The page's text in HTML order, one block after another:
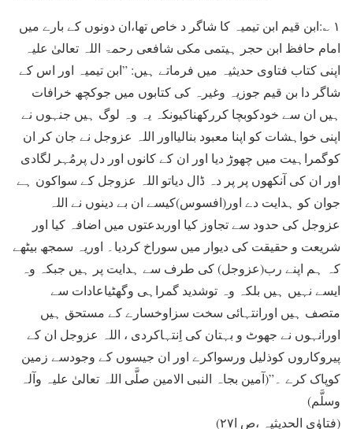
۱ ؎:ابن قیم ابن تیمیہ کا شاگر د خاص تھا،ان دونوں کے بارے میں
امام حافظ ابن حجر ہیتمی مکی شافعی رحمۃ اللہ تعالیٰ علیہ
اپنی کتاب فتاوی حدیثیہ میں فرماتے ہیں: ”ابن تیمیہ اور اس کے
شاگر دا بن قیم جوزیہ وغیرہ کی کتابوں میں جوکچھ خرافات
ہیں ان سے خودکوبچا کررکھناکیونکہ یہ وہ لوگ ہیں جنہوں نے
اپنی خواہشات کو اپنا معبود بنالیااور اللہ عزوجل نے جان کر ان
کوگمراہیت میں چھوڑ دیا اور ان کے کانوں اور دل پرمُہر لگادی
اور ان کی آنکھوں پر پر دہ ڈال دیاتو اللہ عزوجل کے سواکون ہے
جوان کو ہدایت دے اور(افسوس)کیسے ان بے دینوں نے اللہ
عزوجل کی حدود سے تجاوز کیا اوربدعتوں میں اضافہ کیا اور
شریعت و حقیقت کی دیوار میں سوراخ کردیا۔ اوریہ سمجھ بیٹھے
کہ ہم اپنے رب(عزوجل) کی طرف سے ہدایت پر ہیں جبکہ وہ
ایسے نہیں ہیں بلکہ وہ توشدید گمراہی وگھٹیاعادات سے
متصف ہیں اورانتہائی سخت سزاوخسارے کے مستحق ہیں
اورانہوں نے جھوٹ و بہتان کی اِنتہاکردی ، اللہ عزوجل ان کے
پیروکاروں کوذلیل ورسواکرے اور ان جیسوں کے وجودسے زمین
کوپاک کرے ۔”(آمین بجاہ النبی الامین صلَّی اللہ تعالیٰ علیہ وآلہ
وسلَّم)
(فتاوٰی الحدیثیہ ،ص ا۲۷)